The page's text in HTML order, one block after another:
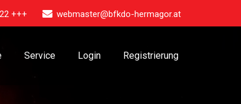
+++ webmaster@bfkdo-hermagor.at
Service Login Registrierung